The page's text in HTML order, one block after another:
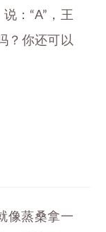
：“A”，王
？你还可以
蒸桑拿一